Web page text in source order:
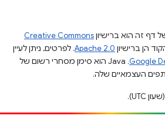
דף זה הוא ברישיוןCreative Commons
הן ברישיון Apache 2.0. לפרטים, ניתן לעיין
.‏ Java הוא סימן מסחרי רשום של